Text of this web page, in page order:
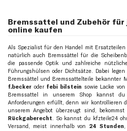
Bremssattel und Zubehör
online kaufen
Als Spezialist für den Handel mit
natürlich auch Bremssättel für die
die passende Optik und zahlreiche
Führungshülsen oder Dichtsätze. Dabei
Bremssättel und Bremssattelteile bekannter
f.becker oder febi bilstein sowie Lacke von
Bremssattel in unserem Shop kannst
Anforderungen erfüllt, denn wir kontrollieren
unserem Angebot überzeugt sind,
Rückgaberecht. So kannst du kfzteile24
Versand, meist innerhalb von 24 Stunden